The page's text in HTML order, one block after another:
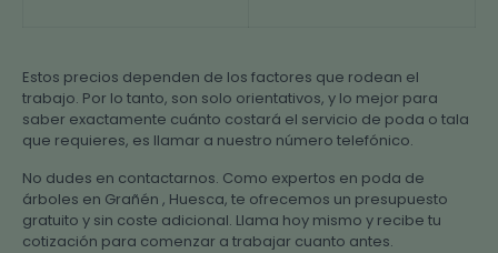
Estos precios dependen de los factores que rodean el
trabajo. Por lo tanto, son solo orientativos, y lo mejor para
saber exactamente cuánto costará el servicio de poda o tala
que requieres, es llamar a nuestro número telefónico.
No dudes en contactarnos. Como expertos en poda de
árboles en Grañén , Huesca, te ofrecemos un presupuesto
gratuito y sin coste adicional. Llama hoy mismo y recibe tu
cotización para comenzar a trabajar cuanto antes.